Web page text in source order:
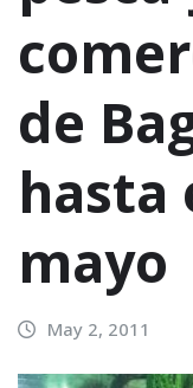
de
hasta
mayo
May 2, 2011